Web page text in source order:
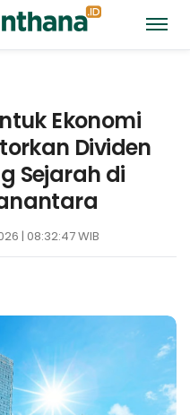
Ekonomi
Dividen
Sejarah di
| 08:32:47 WIB